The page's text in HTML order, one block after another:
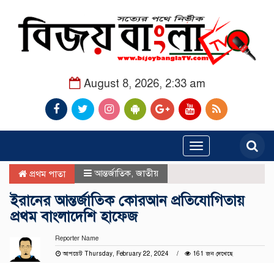
August 8, 2026, 2:33 am
Toggle
navigation
প্রথম পাতা আন্তর্জাতিক ,জাতীয়
ইরানের আন্তর্জাতিক কোরআন প্রতিযোগিতায়
প্রথম বাংলাদেশি হাফেজ
Reporter Name
আপডেট Thursday, February 22, 2024
161 জন দেখেছে